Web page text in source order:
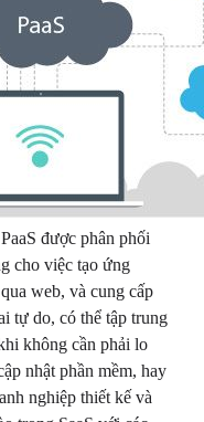
được phân phối
cho việc tạo ứng
web, và cung cấp
tự do, có thể tập trung
không cần phải lo
nhật phần mềm, hay
nghiệp thiết kế và